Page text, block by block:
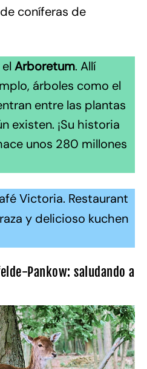
coníferas de
Arboretum. Allí
árboles como el
entre las plantas
existen. ¡Su historia
unos 280 millones
Victoria. Restaurant
y delicioso kuchen
Pankow: saludando a